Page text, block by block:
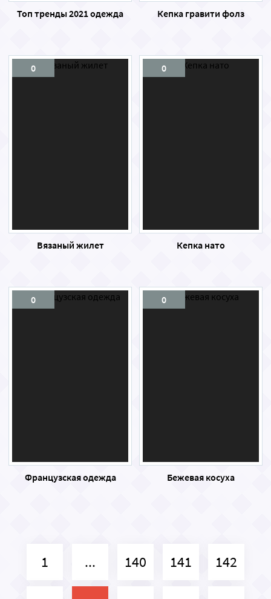
Топ тренды 2021 одежда Кепка гравити фолз
0
Вязаный жилет
0
Кепка нато
0
Французская одежда
0
Бежевая косуха
1 ... 140 141 142